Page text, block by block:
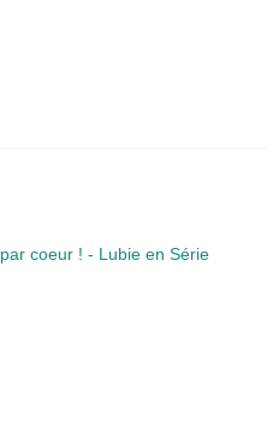
coeur ! - Lubie en Série